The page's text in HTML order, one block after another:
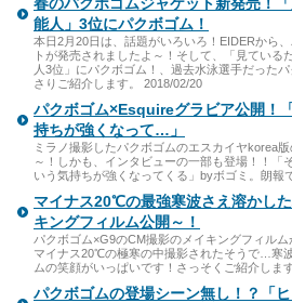
能人」3位にパクボゴム！
本日2月20日は、話題がいろいろ！EIDERから
トが発売されましたよ～！そして、「見ている
人3位」にパクボゴム！、過去水泳選手だった
さりご紹介します。 2018/02/20
パクボゴム×Esquireグラビア公開！
持ちが強くなって…」
ミラノ撮影したパクボゴムのエスカイヤkorea
～！しかも、インタビューの一部も登場！！「
いう気持ちが強くなってくる」byボゴミ。朗報
マイナス20℃の最強寒波さえ溶かし
キングフィルム公開～！
パクボゴム×G9のCM撮影のメイキングフィルム
マイナス20℃の極寒の中撮影されたそうで…寒
ムの笑顔がいっぱいです！さっそくご紹介しま
パクボゴムの登場シーン無し！？「